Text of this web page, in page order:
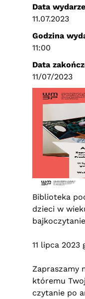
Biblioteka
dzieci w
11 lipca 2023
Zapraszamy
któremu
czytanie po
Data
11.07.2023
Godzina
11:00
Data
11/07/2023